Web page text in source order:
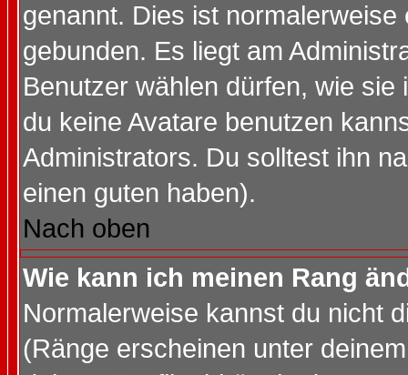
genannt. Dies ist
gebunden. Es liegt am
Benutzer wählen dürfen, wie
du keine Avatare benutzen
Administrators. Du solltest ihn
einen guten haben).
Nach oben
Wie kann ich meinen Rang
Normalerweise kannst du nicht
(Ränge erscheinen unter